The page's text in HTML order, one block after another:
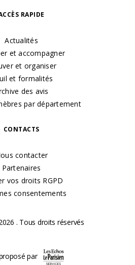
RAPIDE
Actualités
et accompagner
et organiser
et formalités
des avis
par département
CONTACTS
contacter
Partenaires
vos droits RGPD
consentements
. Tous droits réservés
par